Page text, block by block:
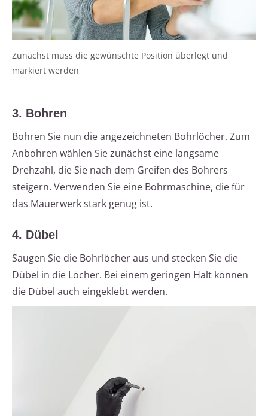
Zunächst muss die gewünschte Position überlegt und
markiert werden
3. Bohren
Bohren Sie nun die angezeichneten Bohrlöcher. Zum
Anbohren wählen Sie zunächst eine langsame
Drehzahl, die Sie nach dem Greifen des Bohrers
steigern. Verwenden Sie eine Bohrmaschine, die für
das Mauerwerk stark genug ist.
4. Dübel
Saugen Sie die Bohrlöcher aus und stecken Sie die
Dübel in die Löcher. Bei einem geringen Halt können
die Dübel auch eingeklebt werden.